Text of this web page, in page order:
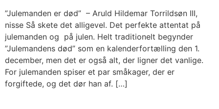
”Julemanden er død” – Aruld Hildemar Torrildsøn III,
nisse Så skete det alligevel. Det perfekte attentat på
julemanden og på julen. Helt traditionelt begynder
”Julemandens død” som en kalenderfortælling den 1.
december, men det er også alt, der ligner det vanlige.
For julemanden spiser et par småkager, der er
forgiftede, og det dør han af. […]